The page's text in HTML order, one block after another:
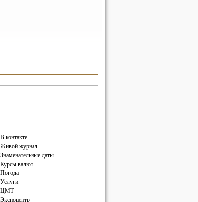
В контакте
Живой журнал
Знаменательные даты
Курсы валют
Погода
Услуги
ЦМТ
Экспоцентр